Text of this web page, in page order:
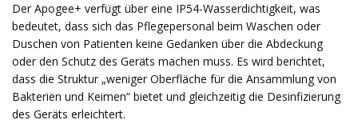
Der Apogee+ verfügt über eine IP54-Wasserdichtigkeit, was
bedeutet, dass sich das Pflegepersonal beim Waschen oder
Duschen von Patienten keine Gedanken über die Abdeckung
oder den Schutz des Geräts machen muss. Es wird berichtet,
dass die Struktur „weniger Oberfläche für die Ansammlung von
Bakterien und Keimen“ bietet und gleichzeitig die Desinfizierung
des Geräts erleichtert.